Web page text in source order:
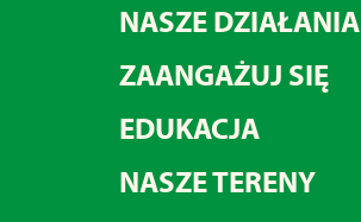
NASZE DZIAŁANIA
ZAANGAŻUJ SIĘ
EDUKACJA
NASZE TERENY